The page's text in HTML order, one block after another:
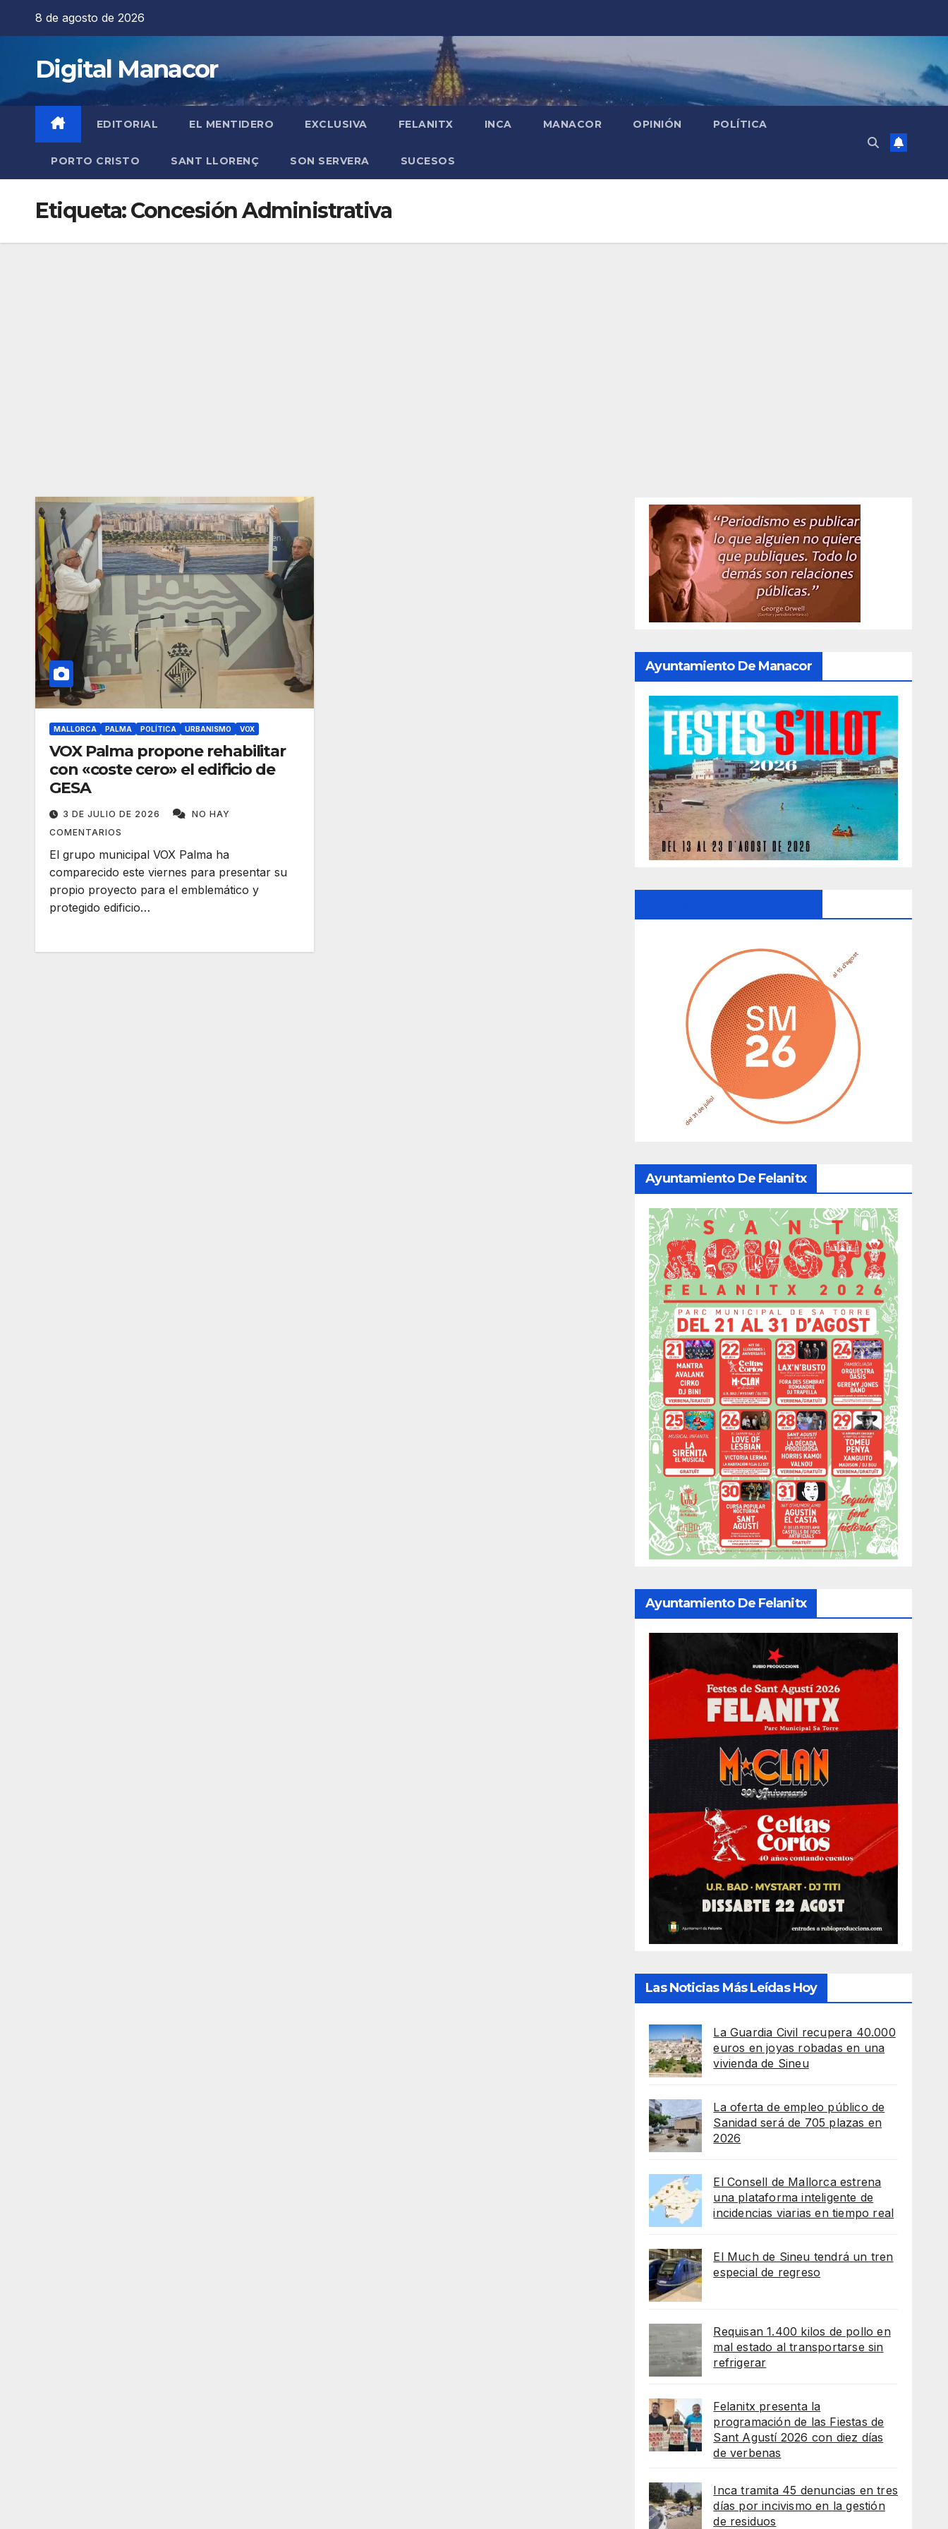
8 de agosto de 2026
Digital Manacor
EDITORIAL EL MENTIDERO EXCLUSIVA FELANITX INCA MANACOR OPINIÓN POLÍTICA
PORTO CRISTO SANT LLORENÇ SON SERVERA SUCESOS
Etiqueta:Concesión Administrativa
MALLORCA PALMA POLÍTICA URBANISMO VOX
VOX Palma propone rehabilitar
con «coste cero» el edificio de
GESA
3 DE JULIO DE 2026
NO HAY
COMENTARIOS
El grupo municipal VOX Palma ha
comparecido este viernes para presentar su
propio proyecto para el emblemático y
protegido edificio…
Ayuntamiento De Manacor
Ayuntamiento De Felanitx
Ayuntamiento De Felanitx
Las Noticias Más Leídas Hoy
La Guardia Civil recupera 40.000
euros en joyas robadas en una
vivienda de Sineu
La oferta de empleo público de
Sanidad será de 705 plazas en
2026
El Consell de Mallorca estrena
una plataforma inteligente de
incidencias viarias en tiempo real
El Much de Sineu tendrá un tren
especial de regreso
Requisan 1.400 kilos de pollo en
mal estado al transportarse sin
refrigerar
Felanitx presenta la
programación de las Fiestas de
Sant Agustí 2026 con diez días
de verbenas
Inca tramita 45 denuncias en tres
días por incivismo en la gestión
de residuos